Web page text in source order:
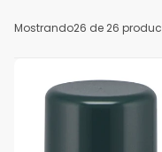
Mostrando26 de 26